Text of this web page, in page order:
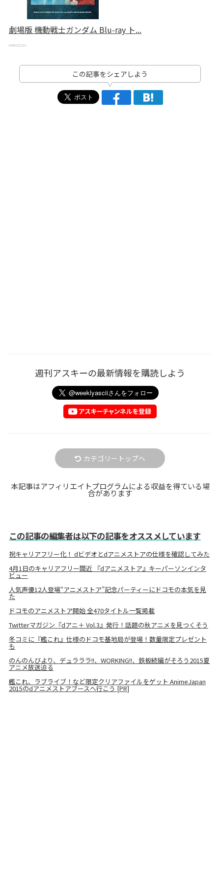
劇場版 機動戦士ガンダム Blu-ray ト...
この記事をシェアしよう
週刊アスキーの最新情報を購読しよう
カテゴリートップへ
本記事はアフィリエイトプログラムによる収益を得ている場
合があります
この記事の編集者は以下の記事をオススメしています
祝キャリアフリー化！ dビデオとdアニメストアの仕様を確認してみた
4月1日のキャリアフリー間近 『dアニメストア』キーパーソンインタ
ビュー
人気声優12人登場“アニメストア”記念パーティーにドコモの本気を見
た
ドコモのアニメストア開始 全470タイトル一覧掲載
Twitterマガジン『dアニ＋ Vol.3』発行！話題の秋アニメを見つくそう
冬コミに『艦これ』仕様のドコモ基地局が登場！数量限定プレゼント
も
のんのんびより、デュラララ!!、WORKING!!、鉄板続編がそろう2015夏
アニメ放送迫る
艦これ、ラブライブ！など限定クリアファイルをゲット AnimeJapan
2015のdアニメストアブースへ行こう [PR]